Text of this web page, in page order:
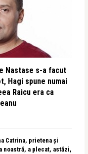
Nastase s-a facut
Hagi spune numai
Raicu era ca
Catrina, prietena și
noastră, a plecat, astăzi,